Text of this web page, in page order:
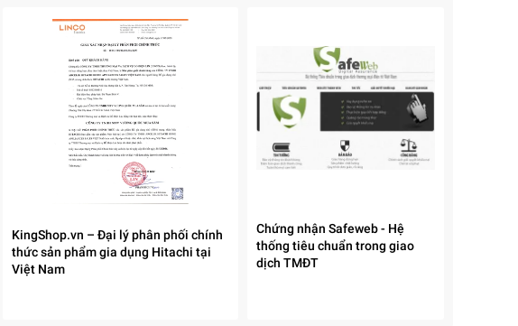
KingShop.vn – Đại lý phân phối chính
thức sản phẩm gia dụng Hitachi tại
Việt Nam
Chứng nhận Safeweb - Hệ
thống tiêu chuẩn trong giao
dịch TMĐT